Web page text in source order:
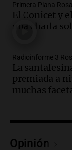
Audio.
por
Episodios
Audio.
por
semestre
uso de
Primera Plana
El Conicet y
una charla
Radioinforme 3
La
premiada a
muchas
Opinión